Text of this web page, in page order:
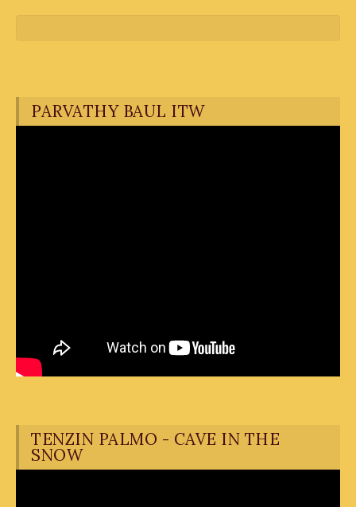
PARVATHY BAUL ITW
TENZIN PALMO - CAVE IN THE
SNOW